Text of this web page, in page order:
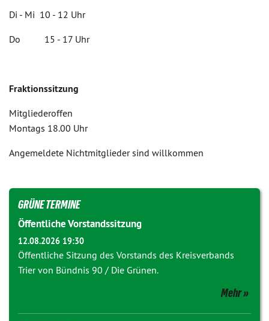
Di - Mi 10 - 12 Uhr
Do 15 - 17 Uhr
Fraktionssitzung
Mitgliederoffen
Montags 18.00 Uhr
Angemeldete Nichtmitglieder sind willkommen
GRÜNE TERMINE
Öffentliche Vorstandssitzung
12.08.2026 19:30
Öffentliche Sitzung des Vorstands des Kreisverbands
Trier von Bündnis 90 / Die Grünen.
Mehr